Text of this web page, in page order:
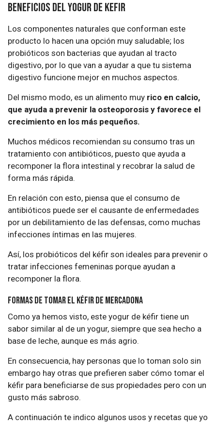
Beneficios del yogur de kefir
Los componentes naturales que conforman este
producto lo hacen una opción muy saludable; los
probióticos son bacterias que ayudan al tracto
digestivo, por lo que van a ayudar a que tu sistema
digestivo funcione mejor en muchos aspectos.
Del mismo modo, es un alimento muy rico en calcio,
que ayuda a prevenir la osteoporosis y favorece el
crecimiento en los más pequeños.
Muchos médicos recomiendan su consumo tras un
tratamiento con antibióticos, puesto que ayuda a
recomponer la flora intestinal y recobrar la salud de
forma más rápida.
En relación con esto, piensa que el consumo de
antibióticos puede ser el causante de enfermedades
por un debilitamiento de las defensas, como muchas
infecciones íntimas en las mujeres.
Así, los probióticos del kéfir son ideales para prevenir o
tratar infecciones femeninas porque ayudan a
recomponer la flora.
Formas de tomar el Kéfir de mercadona
Como ya hemos visto, este yogur de kéfir tiene un
sabor similar al de un yogur, siempre que sea hecho a
base de leche, aunque es más agrio.
En consecuencia, hay personas que lo toman solo sin
embargo hay otras que prefieren saber cómo tomar el
kéfir para beneficiarse de sus propiedades pero con un
gusto más sabroso.
A continuación te indico algunos usos y recetas que yo